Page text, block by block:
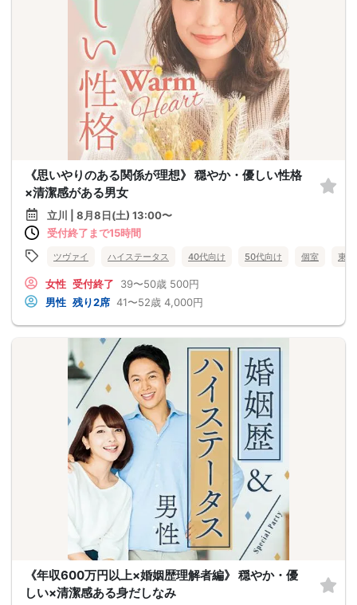
《思いやりのある関係が理想》 穏やか・優しい性格
×清潔感がある男女
立川 | 8月8日(土) 13:00〜
受付終了まで15時間
ツヴァイ ハイステータス 40代向け 50代向け 個室 東
女性 受付終了 39〜50歳 500円
男性 残り2席 41〜52歳 4,000円
《年収600万円以上×婚姻歴理解者編》 穏やか・優
しい×清潔感ある身だしなみ